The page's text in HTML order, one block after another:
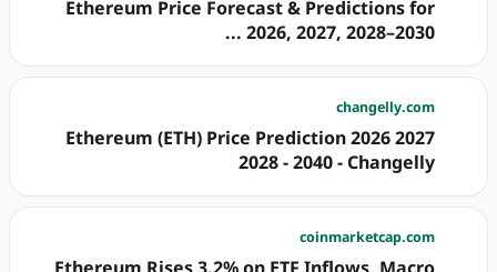
Ethereum Price Forecast & Predictions for
2026, 2027, 2028–2030 ...
changelly.com
Ethereum (ETH) Price Prediction 2026 2027
2028 - 2040 - Changelly
coinmarketcap.com